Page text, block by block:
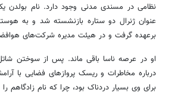
نظامی در مسندی مدنی وجود دارد. نام
عنوان ژنرال دو ستاره بازنشسته شد و به
برعهده گرفت و در هیئت مدیره شرکت‌های
درباره مخاطرات و ریسک پروازهای فضایی با
برای وی بسیار دردناک بود، چرا که نام زادگاهم